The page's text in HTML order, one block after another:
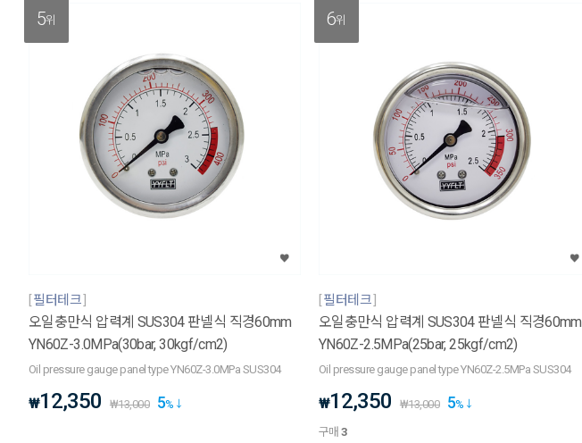
5위
필터테크
오일충만식 압력계 SUS304 판넬식 직경60mm
YN60Z-3.0MPa(30bar, 30kgf/cm2)
Oil pressure gauge panel type YN60Z-3.0MPa SUS304
₩12,350 ₩13,000 5%
6위
필터테크
오일충만식 압력계 SUS304 판넬식 직경60mm
YN60Z-2.5MPa(25bar, 25kgf/cm2)
Oil pressure gauge panel type YN60Z-2.5MPa SUS304
₩12,350 ₩13,000 5%
구매3